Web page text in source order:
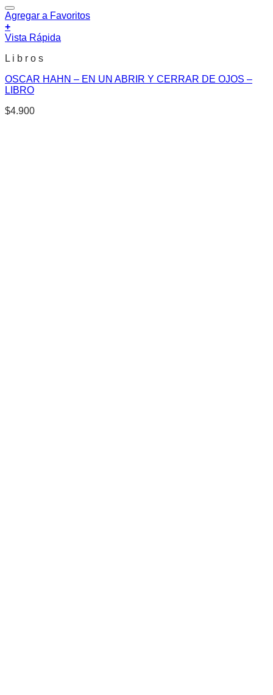
Agregar a Favoritos
+
Vista Rápida
L i b r o s
OSCAR HAHN – EN UN ABRIR Y CERRAR DE OJOS –
LIBRO
$4.900